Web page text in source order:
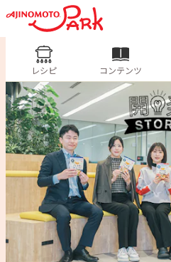
ログインするとレシ
ログイン
ホーム
コンテンツ
レシピ
レシピ
人気の食材・レシピ
きゅうり なす ト
ピーマン
みょうが
レシピ コンテンツ